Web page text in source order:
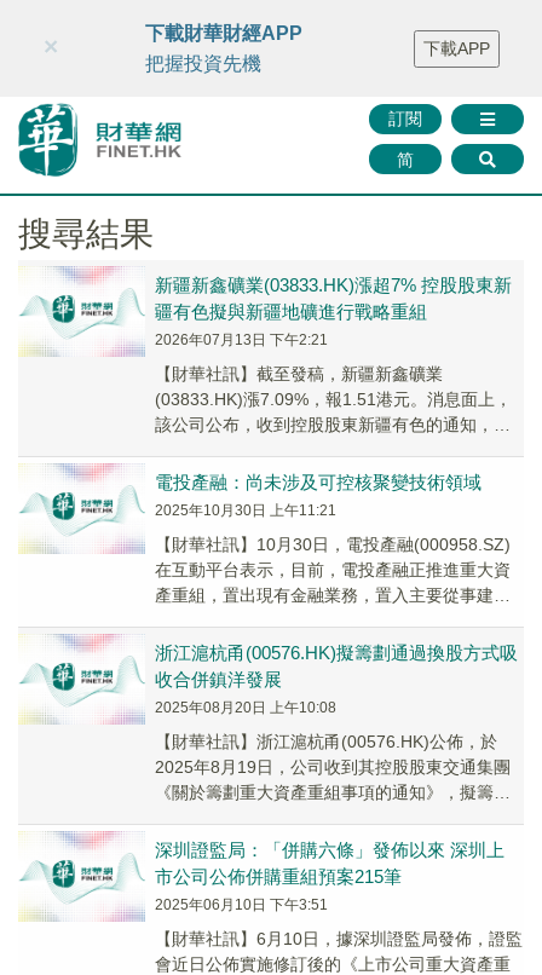
財華智庫網 FINTV FINMETA 財華證券 媒體矩陣
智庫沙龍
聯絡我們
訂閱
简
×
下載財華財經APP
把握投資先機
下載APP
搜尋結果
新疆新鑫礦業(03833.HK)漲超7% 控股股東新
疆有色擬與新疆地礦進行戰略重組
2026年07月13日 下午2:21
【財華社訊】截至發稿，新疆新鑫礦業
(03833.HK)漲7.09%，報1.51港元。消息面上，
該公司公布，收到控股股東新疆有色的通知，獲
目...
電投產融：尚未涉及可控核聚變技術領域
2025年10月30日 上午11:21
【財華社訊】10月30日，電投產融(000958.SZ)
在互動平台表示，目前，電投產融正推進重大資
產重組，置出現有金融業務，置入主要從事建
浙江滬杭甬(00576.HK)擬籌劃通過換股方式吸
收合併鎮洋發展
2025年08月20日 上午10:08
【財華社訊】浙江滬杭甬(00576.HK)公佈，於
2025年8月19日，公司收到其控股股東交通集團
《關於籌劃重大資產重組事項的通知》，擬籌劃
深圳證監局：「併購六條」發佈以來 深圳上
市公司公佈併購重組預案215筆
2025年06月10日 下午3:51
【財華社訊】6月10日，據深圳證監局發佈，證監
會近日公佈實施修訂後的《上市公司重大資產重